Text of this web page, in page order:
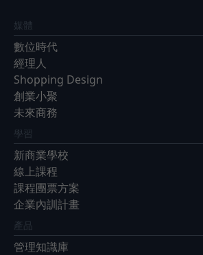
媒體
數位時代
經理人
Shopping Design
創業小聚
未來商務
學習
新商業學校
線上課程
課程團票方案
企業內訓計畫
產品
管理知識庫